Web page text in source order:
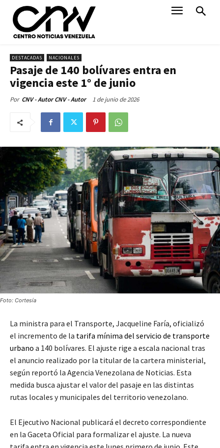
DESTACADAS NACIONALES
Pasaje de 140 bolívares entra en
vigencia este 1° de junio
Por CNV - Autor CNV - Autor 1 de junio de 2026
Foto: Cortesía
La ministra para el Transporte, Jacqueline Faría, oficializó
el incremento de la tarifa mínima del servicio de transporte
urbano a 140 bolívares. El ajuste rige a escala nacional tras
el anuncio realizado por la titular de la cartera ministerial,
según reportó la Agencia Venezolana de Noticias. Esta
medida busca ajustar el valor del pasaje en las distintas
rutas locales y municipales del territorio venezolano.
El Ejecutivo Nacional publicará el decreto correspondiente
en la Gaceta Oficial para formalizar el ajuste. La nueva